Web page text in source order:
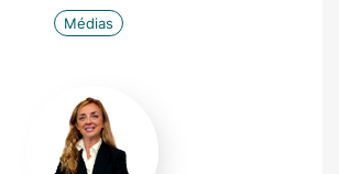
Médias
Anne
Marie
de
Couvreur